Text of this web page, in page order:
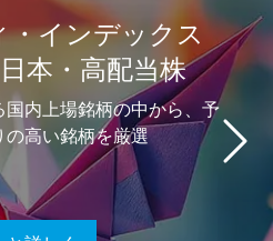
・インデックス
本・高配当株
内上場銘柄の中から、予
の高い銘柄を厳選
次へ